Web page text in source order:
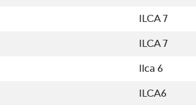
ILCA 7
ILCA 7
Ilca 6
ILCA6